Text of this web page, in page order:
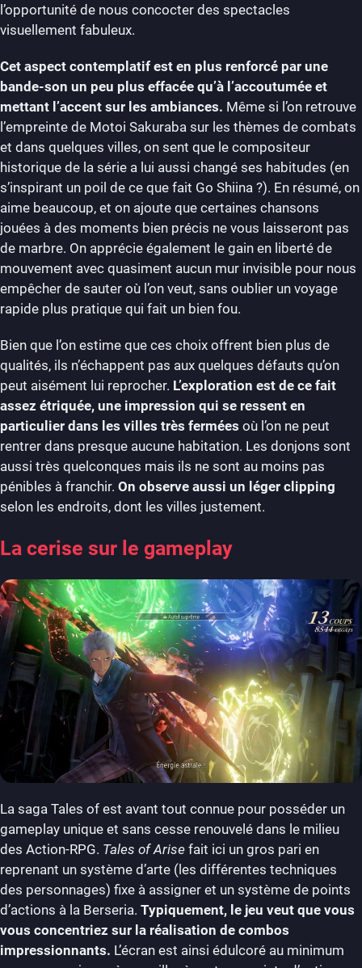
l’opportunité de nous concocter des spectacles
visuellement fabuleux.
Cet aspect contemplatif est en plus renforcé par une
bande-son un peu plus effacée qu’à l’accoutumée et
mettant l’accent sur les ambiances. Même si l’on retrouve
l’empreinte de Motoi Sakuraba sur les thèmes de combats
et dans quelques villes, on sent que le compositeur
historique de la série a lui aussi changé ses habitudes (en
s’inspirant un poil de ce que fait Go Shiina ?). En résumé, on
aime beaucoup, et on ajoute que certaines chansons
jouées à des moments bien précis ne vous laisseront pas
de marbre. On apprécie également le gain en liberté de
mouvement avec quasiment aucun mur invisible pour nous
empêcher de sauter où l’on veut, sans oublier un voyage
rapide plus pratique qui fait un bien fou.
Bien que l’on estime que ces choix offrent bien plus de
qualités, ils n’échappent pas aux quelques défauts qu’on
peut aisément lui reprocher. L’exploration est de ce fait
assez étriquée, une impression qui se ressent en
particulier dans les villes très fermées où l’on ne peut
rentrer dans presque aucune habitation. Les donjons sont
aussi très quelconques mais ils ne sont au moins pas
pénibles à franchir. On observe aussi un léger clipping
selon les endroits, dont les villes justement.
La cerise sur le gameplay
La saga Tales of est avant tout connue pour posséder un
gameplay unique et sans cesse renouvelé dans le milieu
des Action-RPG. Tales of Arise fait ici un gros pari en
reprenant un système d’arte (les différentes techniques
des personnages) fixe à assigner et un système de points
d’actions à la Berseria. Typiquement, le jeu veut que vous
vous concentriez sur la réalisation de combos
impressionnants. L’écran est ainsi édulcoré au minimum